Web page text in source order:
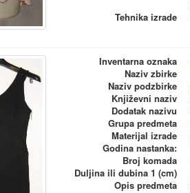
Tehnika izrade
Inventarna oznaka
Naziv zbirke
Naziv podzbirke
Književni naziv
Dodatak nazivu
Grupa predmeta
Materijal izrade
Godina nastanka:
Broj komada
Duljina ili dubina 1 (cm)
Opis predmeta